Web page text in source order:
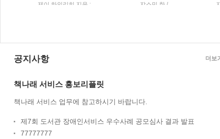
제이 하인리히 지음 ;
쟈스민 한 /
공지사항
책나래 서비스 홍보리플릿
책나래 서비스 업무에 참고하시기 바랍니다.
제7회 도서관 장애인서비스 우수사례 공모심사 결과 발표
77777777
더보